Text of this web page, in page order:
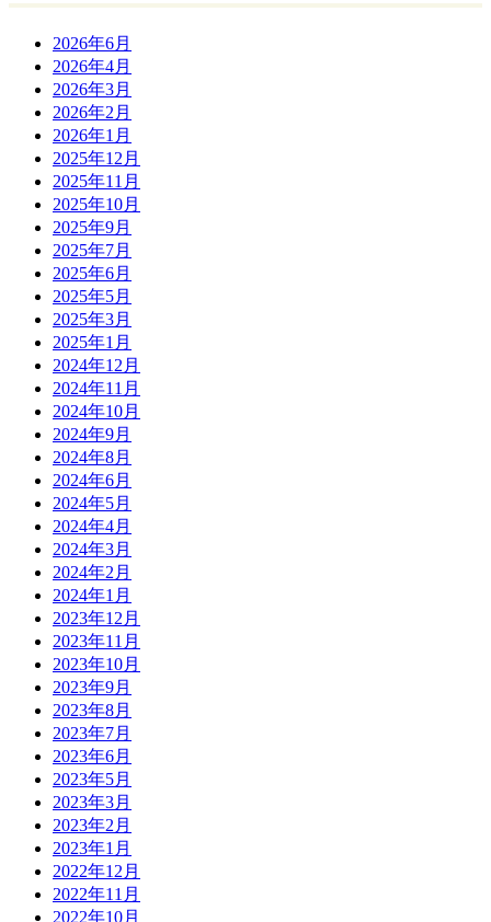
2026年6月
2026年4月
2026年3月
2026年2月
2026年1月
2025年12月
2025年11月
2025年10月
2025年9月
2025年7月
2025年6月
2025年5月
2025年3月
2025年1月
2024年12月
2024年11月
2024年10月
2024年9月
2024年8月
2024年6月
2024年5月
2024年4月
2024年3月
2024年2月
2024年1月
2023年12月
2023年11月
2023年10月
2023年9月
2023年8月
2023年7月
2023年6月
2023年5月
2023年3月
2023年2月
2023年1月
2022年12月
2022年11月
2022年10月